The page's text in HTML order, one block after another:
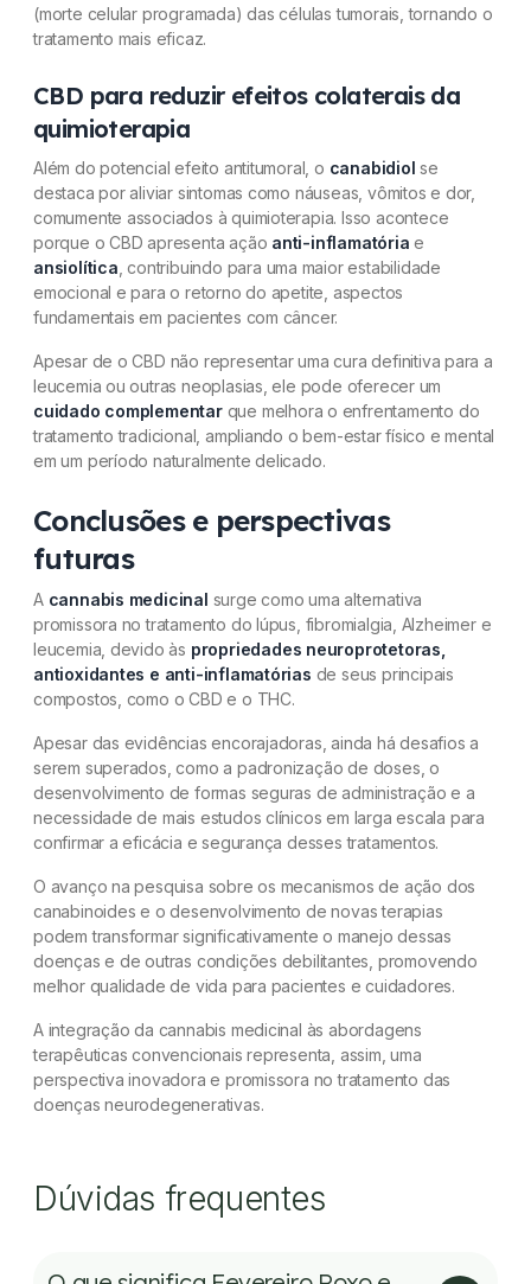
(morte celular programada) das células tumorais, tornando o
tratamento mais eficaz.
CBD para reduzir efeitos colaterais da
quimioterapia
Além do potencial efeito antitumoral, o canabidiol se
destaca por aliviar sintomas como náuseas, vômitos e dor,
comumente associados à quimioterapia. Isso acontece
porque o CBD apresenta ação anti-inflamatória e
ansiolítica , contribuindo para uma maior estabilidade
emocional e para o retorno do apetite, aspectos
fundamentais em pacientes com câncer.
Apesar de o CBD não representar uma cura definitiva para a
leucemia ou outras neoplasias, ele pode oferecer um
cuidado complementarque melhora o enfrentamento do
tratamento tradicional, ampliando o bem-estar físico e mental
em um período naturalmente delicado.
Conclusões e perspectivas
futuras
A cannabis medicinal surge como uma alternativa
promissora no tratamento do lúpus, fibromialgia, Alzheimer e
leucemia, devido às propriedades neuroprotetoras,
antioxidantes e anti-inflamatórias de seus principais
compostos, como o CBD e o THC.
Apesar das evidências encorajadoras, ainda há desafios a
serem superados, como a padronização de doses, o
desenvolvimento de formas seguras de administração e a
necessidade de mais estudos clínicos em larga escala para
confirmar a eficácia e segurança desses tratamentos.
O avanço na pesquisa sobre os mecanismos de ação dos
canabinoides e o desenvolvimento de novas terapias
podem transformar significativamente o manejo dessas
doenças e de outras condições debilitantes, promovendo
melhor qualidade de vida para pacientes e cuidadores.
A integração da cannabis medicinal às abordagens
terapêuticas convencionais representa, assim, uma
perspectiva inovadora e promissora no tratamento das
doenças neurodegenerativas.
Dúvidas frequentes